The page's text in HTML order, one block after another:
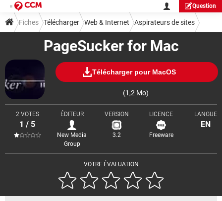
Question
PageSucker for Mac
Télécharger pour MacOS
(1,2 Mo)
VOTRE ÉVALUATION
2 VOTES
1 / 5
ÉDITEUR
New Media
Group
VERSION
3.2
LICENCE
Freeware
LANGUE
EN
Fiches Télécharger Web & Internet Aspirateurs de sites